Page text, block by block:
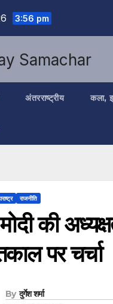
3:56 pm
अंतरराष्ट्रीय कला,
राजनीति
की
पर चर्चा
By दुर्गेश शर्मा